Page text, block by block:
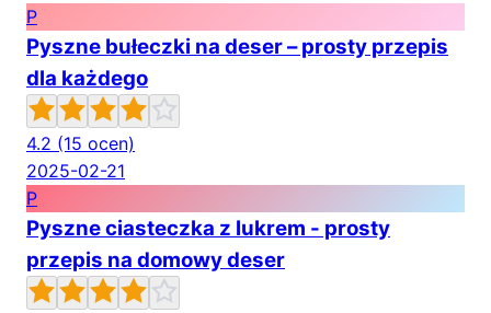
P
Pyszne bułeczki na deser – prosty przepis
dla każdego
4.2 (15 ocen)
2025-02-21
P
Pyszne ciasteczka z lukrem - prosty
przepis na domowy deser